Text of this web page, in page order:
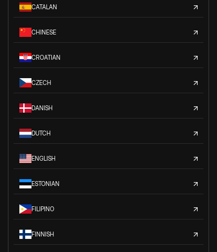
CATALAN
CHINESE
CROATIAN
CZECH
DANISH
DUTCH
ENGLISH
ESTONIAN
FILIPINO
FINNISH